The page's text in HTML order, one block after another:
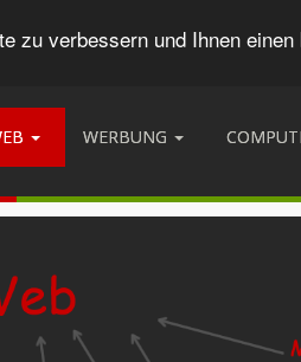
zu verbessern und Ihnen
WERBUNG